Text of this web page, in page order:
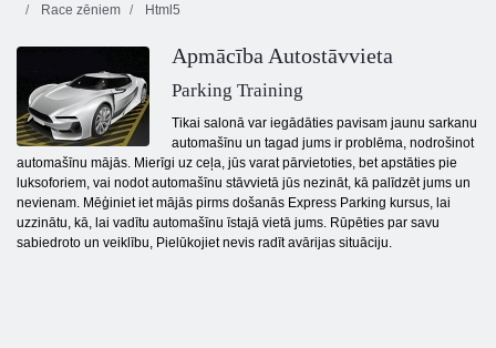
Race zēniem
Html5
Apmācība Autostāvvieta
Parking Training
Tikai salonā var iegādāties pavisam jaunu sarkanu
automašīnu un tagad jums ir problēma, nodrošinot
automašīnu mājās. Mierīgi uz ceļa, jūs varat pārvietoties, bet apstāties pie
luksoforiem, vai nodot automašīnu stāvvietā jūs nezināt, kā palīdzēt jums un
nevienam. Mēģiniet iet mājās pirms došanās Express Parking kursus, lai
uzzinātu, kā, lai vadītu automašīnu īstajā vietā jums. Rūpēties par savu
sabiedroto un veiklību, Pielūkojiet nevis radīt avārijas situāciju.